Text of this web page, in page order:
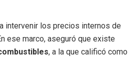
intervenir los precios internos de
ese marco, aseguró que existe
, a la que calificó como